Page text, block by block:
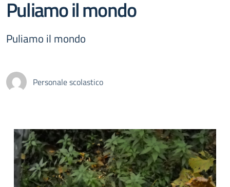
Puliamo il mondo
Puliamo il mondo
Personale scolastico